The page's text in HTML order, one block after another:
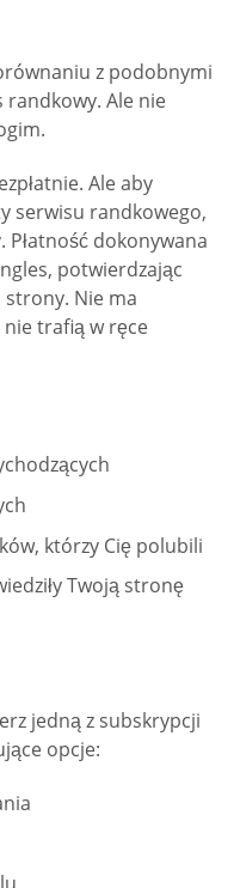
z podobnymi
randkowy. Ale nie
Ale aby
serwisu randkowego,
dokonywana
potwierdzając
strony. Nie ma
trafią w ręce
którzy Cię polubili
Twoją stronę
jedną z subskrypcji
opcje: